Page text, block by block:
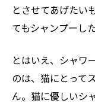
とさせてあげたい
てもシャンプーし
とはいえ、シャワ
のは、猫にとって
ん。猫に優しいシ